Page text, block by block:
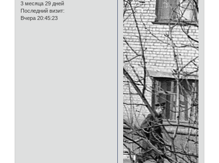
3 месяца 29 дней
Последний визит:
Вчера 20:45:23